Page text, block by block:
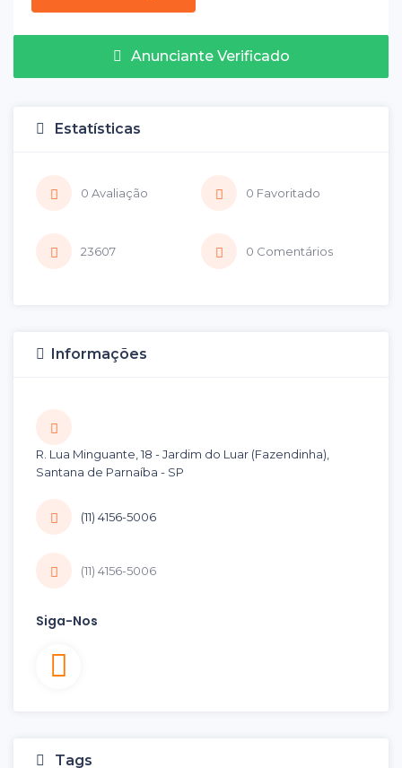
Anunciante Verificado
Estatísticas
0 Avaliação 0 Favoritado
23607 0 Comentários
Informações
R. Lua Minguante, 18 - Jardim do Luar (Fazendinha),
Santana de Parnaíba - SP
(11) 4156-5006
(11) 4156-5006
Siga-Nos
Tags